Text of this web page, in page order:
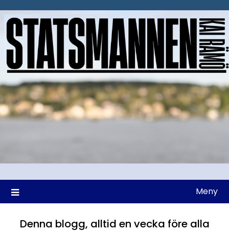
till
Meny
Denna blogg, alltid en vecka före alla